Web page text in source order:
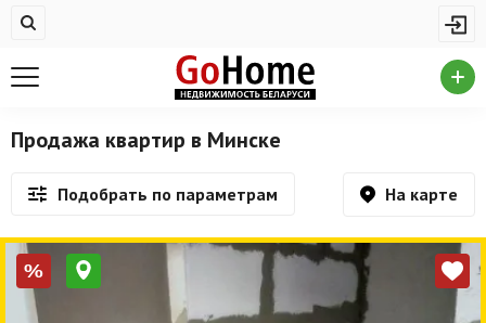
Купить квартиру
Новостройки
Дома/коттеджи/участки
Комерческая недвижимость
Продажа квартир в Минске
Подобрать по параметрам На карте
%